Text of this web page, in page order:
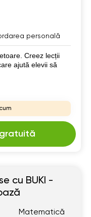
personală
Creez lecții
ajută elevii să
cu BUKI -
Matematică